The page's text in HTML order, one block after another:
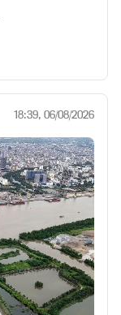
18:39, 06/08/2026